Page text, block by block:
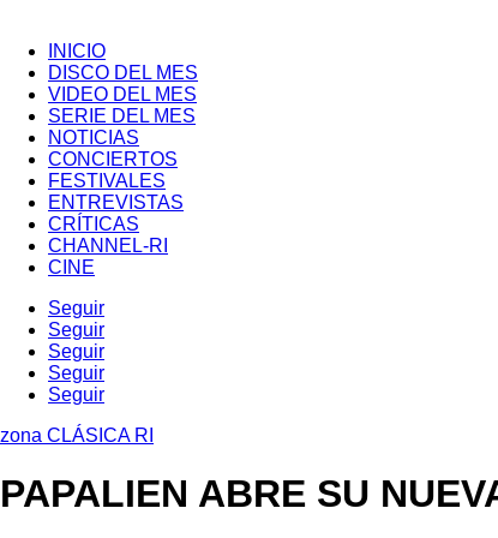
INICIO
DISCO DEL MES
VIDEO DEL MES
SERIE DEL MES
NOTICIAS
CONCIERTOS
FESTIVALES
ENTREVISTAS
CRÍTICAS
CHANNEL-RI
CINE
Seguir
Seguir
Seguir
Seguir
Seguir
zona CLÁSICA RI
PAPALIEN ABRE SU